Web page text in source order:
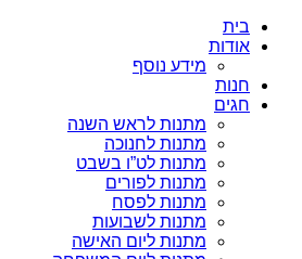
בית
אודות
מידע נוסף
חנות
חגים
מתנות לראש השנה
מתנות לחנוכה
מתנות לט”ו בשבט
מתנות לפורים
מתנות לפסח
מתנות לשבועות
מתנות ליום האישה